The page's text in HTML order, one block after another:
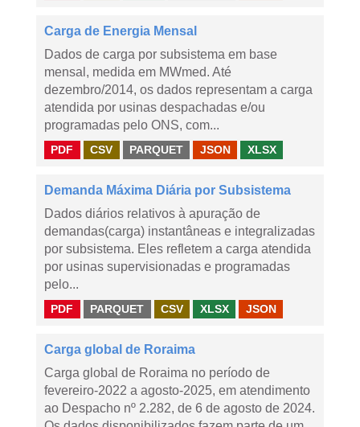
Carga de Energia Mensal
Dados de carga por subsistema em base
mensal, medida em MWmed. Até
dezembro/2014, os dados representam a carga
atendida por usinas despachadas e/ou
programadas pelo ONS, com...
PDF CSV PARQUET JSON XLSX
Demanda Máxima Diária por Subsistema
Dados diários relativos à apuração de
demandas(carga) instantâneas e integralizadas
por subsistema. Eles refletem a carga atendida
por usinas supervisionadas e programadas
pelo...
PDF PARQUET CSV XLSX JSON
Carga global de Roraima
Carga global de Roraima no período de
fevereiro-2022 a agosto-2025, em atendimento
ao Despacho nº 2.282, de 6 de agosto de 2024.